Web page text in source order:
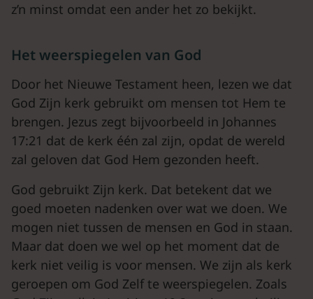
z’n minst omdat een ander het zo bekijkt.
Het weerspiegelen van God
Door het Nieuwe Testament heen, lezen we dat
God Zijn kerk gebruikt om mensen tot Hem te
brengen. Jezus zegt bijvoorbeeld in Johannes
17:21 dat de kerk één zal zijn, opdat de wereld
zal geloven dat God Hem gezonden heeft.
God gebruikt Zijn kerk. Dat betekent dat we
goed moeten nadenken over wat we doen. We
mogen niet tussen de mensen en God in staan.
Maar dat doen we wel op het moment dat de
kerk niet veilig is voor mensen. We zijn als kerk
geroepen om God Zelf te weerspiegelen. Zoals